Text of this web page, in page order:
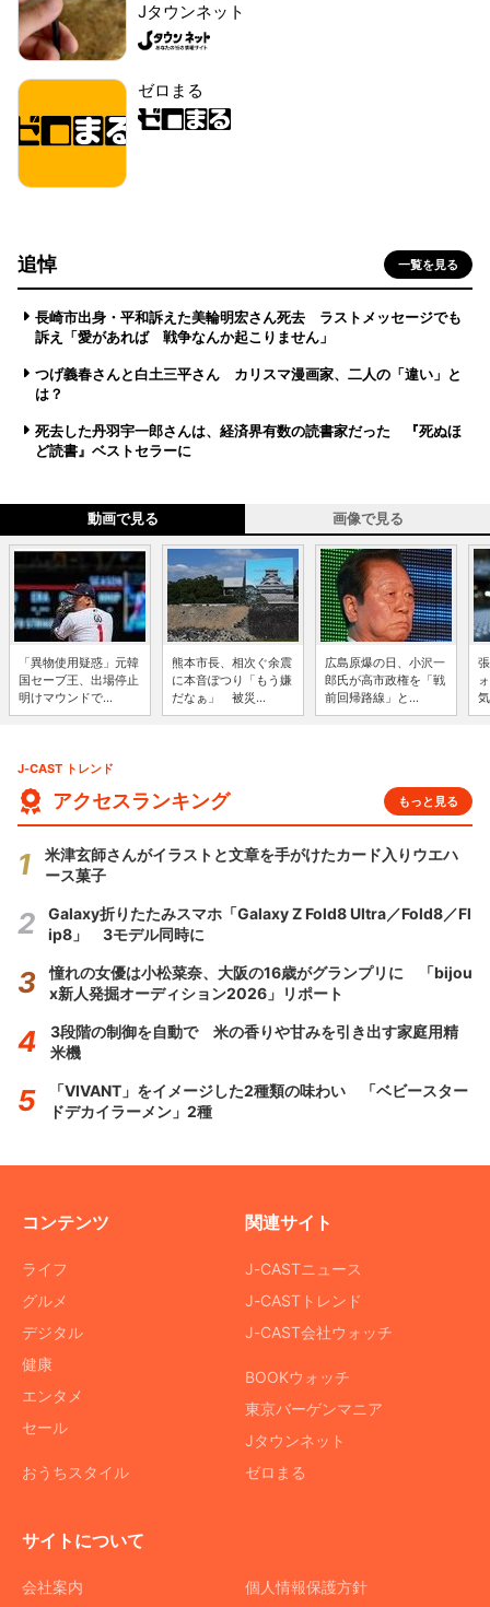
Jタウンネット
ゼロまる
追悼 一覧を見る
長崎市出身・平和訴えた美輪明宏さん死去 ラストメッセージでも
訴え「愛があれば 戦争なんか起こりません」
つげ義春さんと白土三平さん カリスマ漫画家、二人の「違い」と
は？
死去した丹羽宇一郎さんは、経済界有数の読書家だった 『死ぬほ
ど読書』ベストセラーに
動画で見る 画像で見る
「異物使用疑惑」元韓
国セーブ王、出場停止
明けマウンドで...
熊本市長、相次ぐ余震
に本音ぽつり「もう嫌
だなぁ」 被災...
広島原爆の日、小沢一
郎氏が高市政権を「戦
前回帰路線」と...
J-CAST トレンド
アクセスランキング もっと見る
米津玄師さんがイラストと文章を手がけたカード入りウエハ
ース菓子
Galaxy折りたたみスマホ「Galaxy Z Fold8 Ultra／Fold8／Fl
ip8」 3モデル同時に
憧れの女優は小松菜奈、大阪の16歳がグランプリに 「bijou
x新人発掘オーディション2026」リポート
3段階の制御を自動で 米の香りや甘みを引き出す家庭用精
米機
「VIVANT」をイメージした2種類の味わい 「ベビースター
ドデカイラーメン」2種
コンテンツ
ライフ
グルメ
デジタル
健康
エンタメ
セール
おうちスタイル
関連サイト
J-CASTニュース
J-CASTトレンド
J-CAST会社ウォッチ
BOOKウォッチ
東京バーゲンマニア
Jタウンネット
ゼロまる
サイトについて
会社案内 個人情報保護方針